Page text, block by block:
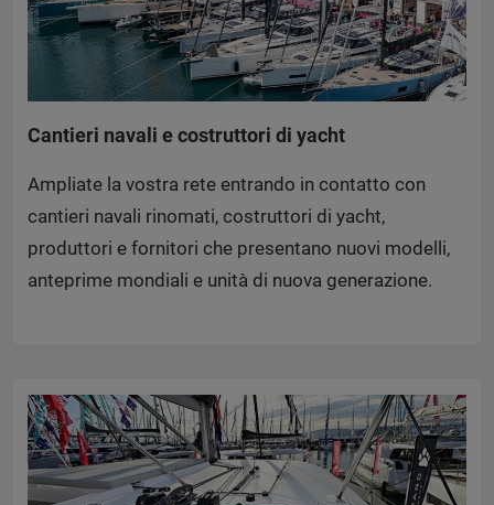
Cantieri navali e costruttori di yacht
Ampliate la vostra rete entrando in contatto con
cantieri navali rinomati, costruttori di yacht,
produttori e fornitori che presentano nuovi modelli,
anteprime mondiali e unità di nuova generazione.